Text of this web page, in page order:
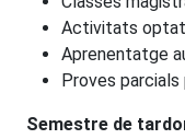
Activitats
Aprenentatge
Proves parcials
Semestre de